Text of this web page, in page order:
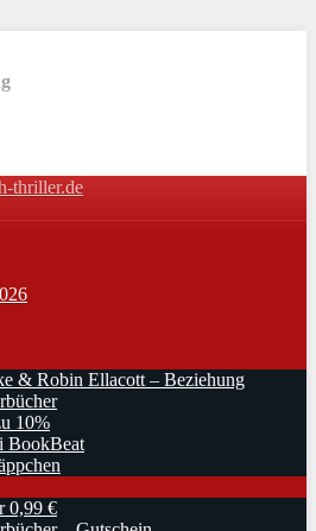
thriller.de
& Robin Ellacott – Beziehung
10%
BookBeat
0,99 €